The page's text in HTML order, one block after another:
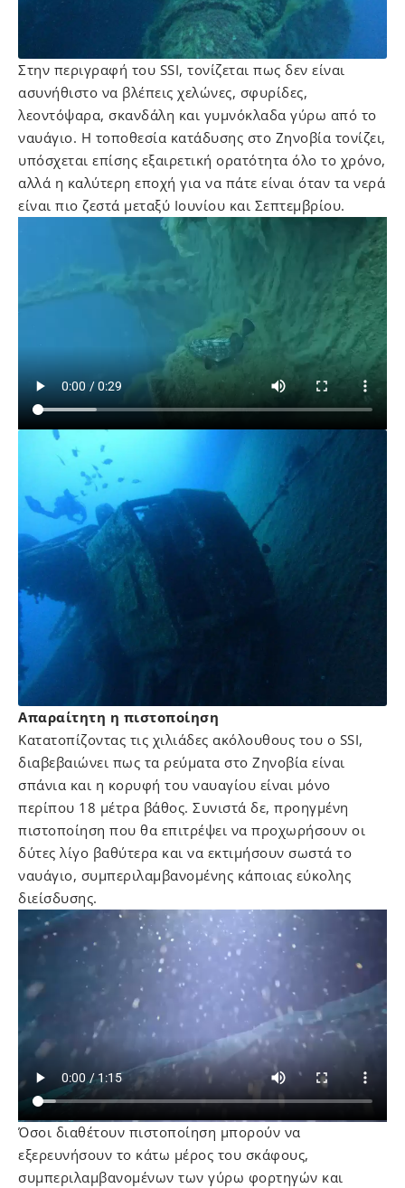
Στην περιγραφή του SSI, τονίζεται πως δεν είναι
ασυνήθιστο να βλέπεις χελώνες, σφυρίδες,
λεοντόψαρα, σκανδάλη και γυμνόκλαδα γύρω από το
ναυάγιο. Η τοποθεσία κατάδυσης στο Ζηνοβία τονίζει,
υπόσχεται επίσης εξαιρετική ορατότητα όλο το χρόνο,
αλλά η καλύτερη εποχή για να πάτε είναι όταν τα νερά
είναι πιο ζεστά μεταξύ Ιουνίου και Σεπτεμβρίου.
Απαραίτητη η πιστοποίηση
Κατατοπίζοντας τις χιλιάδες ακόλουθους του ο SSI,
διαβεβαιώνει πως τα ρεύματα στο Ζηνοβία είναι
σπάνια και η κορυφή του ναυαγίου είναι μόνο
περίπου 18 μέτρα βάθος. Συνιστά δε, προηγμένη
πιστοποίηση που θα επιτρέψει να προχωρήσουν οι
δύτες λίγο βαθύτερα και να εκτιμήσουν σωστά το
ναυάγιο, συμπεριλαμβανομένης κάποιας εύκολης
διείσδυσης.
Όσοι διαθέτουν πιστοποίηση μπορούν να
εξερευνήσουν το κάτω μέρος του σκάφους,
συμπεριλαμβανομένων των γύρω φορτηγών και